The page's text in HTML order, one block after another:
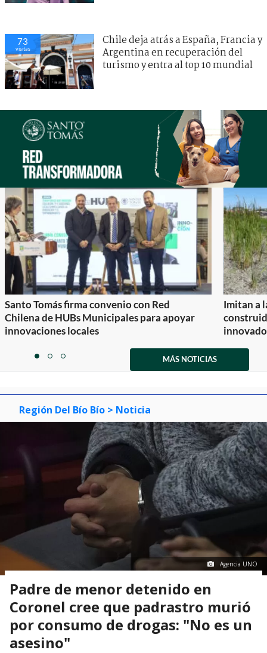
73
visitas
Chile deja atrás a España, Francia y
Argentina en recuperación del
turismo y entra al top 10 mundial
Santo Tomás firma convenio con Red
Chilena de HUBs Municipales para apoyar
innovaciones locales
Imitan a
itemitemitem
MÁS NOTICIAS
Región Del Bío Bío > Noticia
Agencia UNO
Padre de menor detenido en
Coronel cree que padrastro murió
por consumo de drogas: "No es un
asesino"